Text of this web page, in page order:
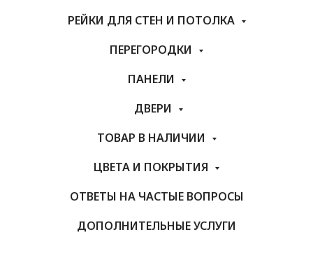
РЕЙКИ ДЛЯ СТЕН И ПОТОЛКА
ПЕРЕГОРОДКИ
ПАНЕЛИ
ДВЕРИ
ТОВАР В НАЛИЧИИ
ЦВЕТА И ПОКРЫТИЯ
ОТВЕТЫ НА ЧАСТЫЕ ВОПРОСЫ
ДОПОЛНИТЕЛЬНЫЕ УСЛУГИ